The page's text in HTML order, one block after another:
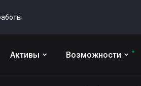
Активы Возможности